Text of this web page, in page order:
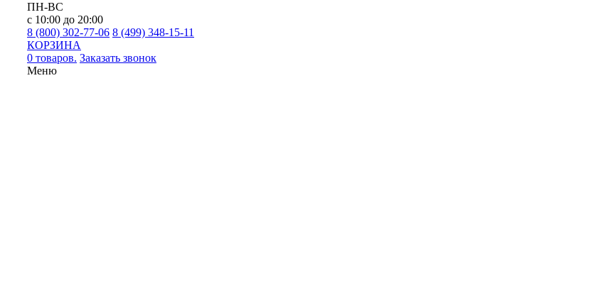
ПН-ВС
с 10:00 до 20:00
8 (800) 302-77-06 8 (499) 348-15-11
КОРЗИНА
0 товаров. Заказать звонок
Меню